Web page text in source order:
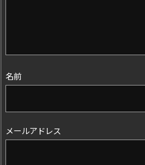
名前
メールアドレス